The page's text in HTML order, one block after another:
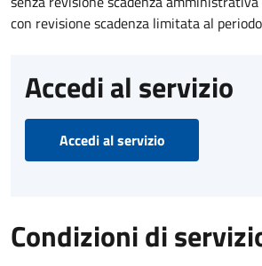
con revisione scadenza limitata al
Accedi al servizio
Accedi al servizio
Condizioni di